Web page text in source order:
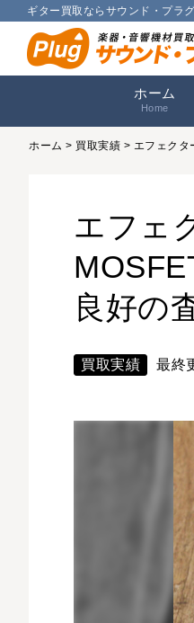
ギター買取ならサウンド・プラ
ホーム
Home
ホーム > 買取実績 > エフェクタ
エフェ
良好の
買取実績 最終